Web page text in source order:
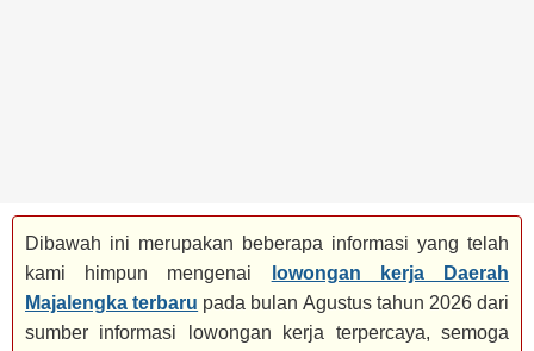
Dibawah ini merupakan beberapa informasi yang telah
kami himpun mengenai
lowongan kerja Daerah
Majalengka terbaru pada bulan Agustus tahun 2026 dari
sumber informasi lowongan kerja terpercaya, semoga